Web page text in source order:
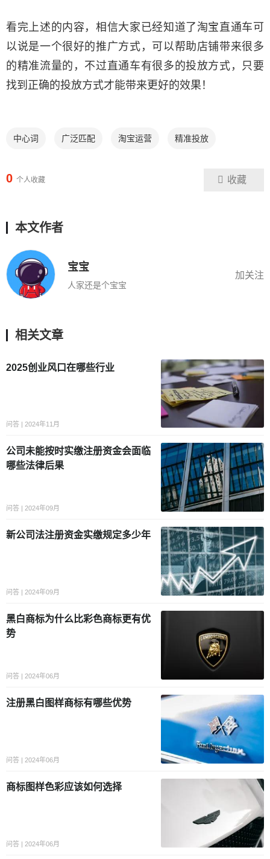
看完上述的内容，相信大家已经知道了淘宝直通车可
以说是一个很好的推广方式，可以帮助店铺带来很多
的精准流量的，不过直通车有很多的投放方式，只要
找到正确的投放方式才能带来更好的效果！
中心词 广泛匹配 淘宝运营 精准投放
0 个人收藏 收藏
本文作者
宝宝
人家还是个宝宝
加关注
相关文章
2025创业风口在哪些行业
问答 | 2024年11月
公司未能按时实缴注册资金会面临
哪些法律后果
问答 | 2024年09月
新公司法注册资金实缴规定多少年
问答 | 2024年09月
黑白商标为什么比彩色商标更有优
势
问答 | 2024年06月
注册黑白图样商标有哪些优势
问答 | 2024年06月
商标图样色彩应该如何选择
问答 | 2024年06月